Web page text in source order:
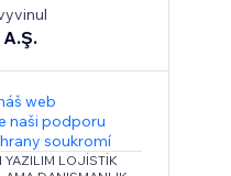
web
naši podporu
soukromí
YAZILIM LOJİSTİK